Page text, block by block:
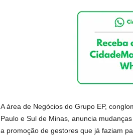
A área de Negócios do Grupo EP,
Paulo e Sul de Minas, anuncia
a promoção de gestores que já faziam